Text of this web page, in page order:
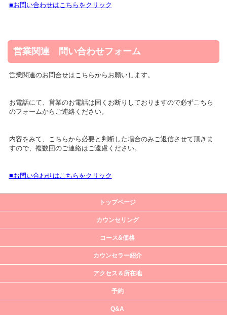
■お問い合わせはこちらをクリック
営業関連 問い合わせフォーム
営業関連のお問合せはこちらからお願いします。
お電話にて、営業のお電話は固くお断りしておりますので必ずこちら
のフォームからご連絡ください。
内容をみて、こちらから必要と判断した場合のみご返信させて頂きま
すので、複数回のご連絡はご遠慮ください。
■お問い合わせはこちらをクリック
トップページ
カウンセリング
コース&価格
カウンセラー紹介
アクセス＆所在地
予約
Q&A